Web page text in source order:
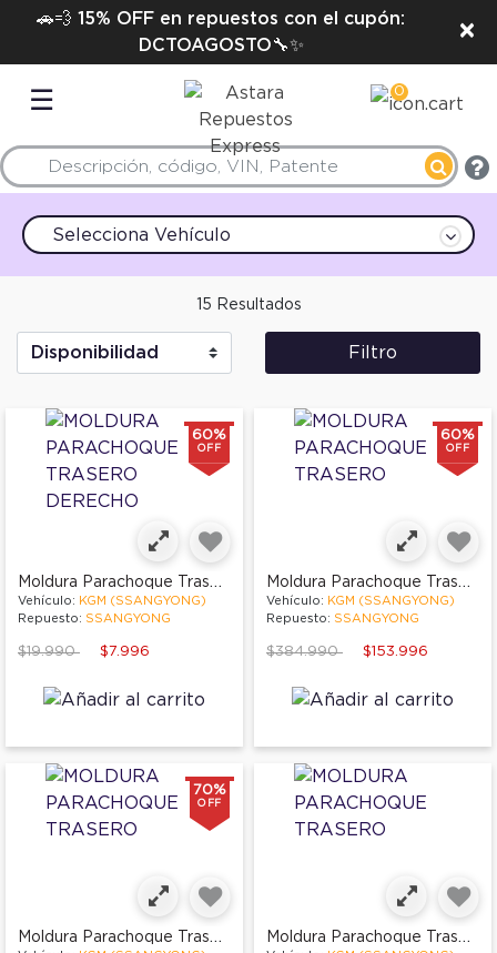
🚗💨 15% OFF en repuestos con el cupón:
DCTOAGOSTO🔧✨
×
☰ 0
Selecciona Vehículo
15 Resultados
Filtro
60%
OFF
Moldura Parachoque Trasero Derecho
Vehículo: KGM (SSANGYONG)
Repuesto: SSANGYONG
Price reduced from
$19.990to $7.996
60%
OFF
Moldura Parachoque Trasero
Vehículo: KGM (SSANGYONG)
Repuesto: SSANGYONG
Price reduced from
$384.990to $153.996
70%
OFF
Moldura Parachoque Trasero Moldura Parachoque Trasero